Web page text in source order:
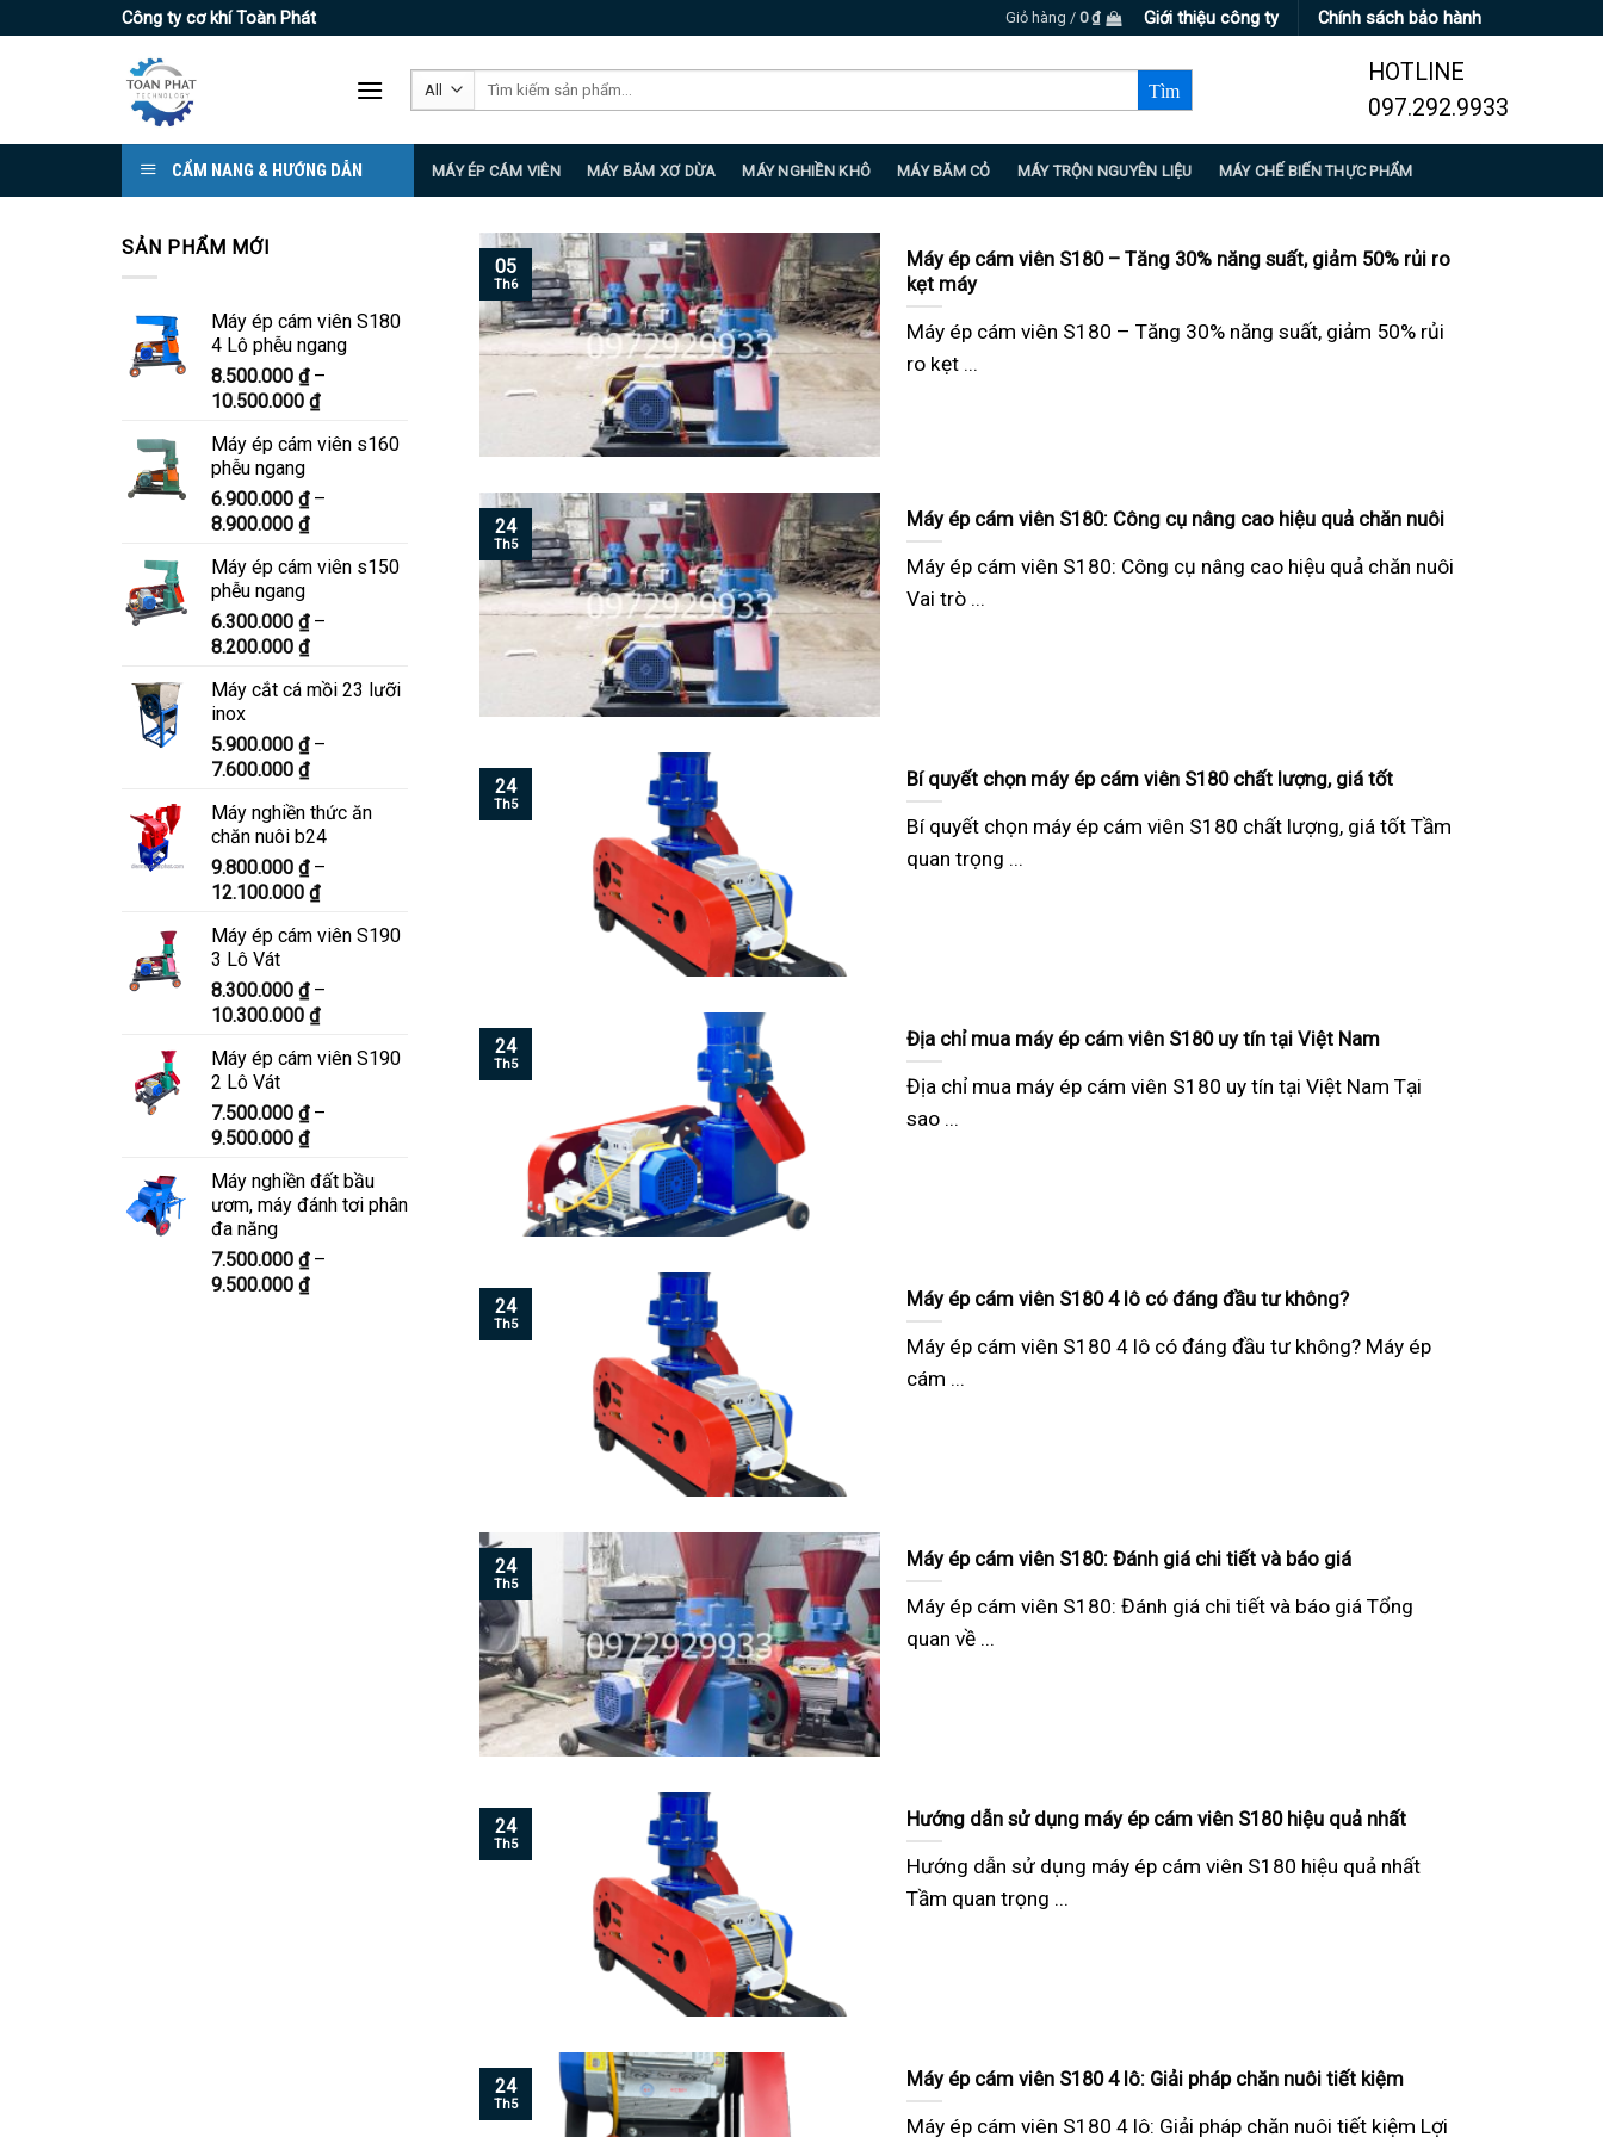
to
Công ty cơ khí Toàn Phát Giỏ hàng / 0₫ Giới thiệu công ty Chính sách bảo hành
Tìm
HOTLINE
097.292.9933
CẨM NANG & HƯỚNG DẪN MÁY ÉP CÁM VIÊN MÁY BĂM XƠ DỪA MÁY NGHIỀN KHÔ MÁY BĂM CỎ MÁY TRỘN NGUYÊN LIỆU MÁY CHẾ BIẾN THỰC PHẨM
SẢN PHẨM MỚI
Máy ép cám viên S180
4 Lô phễu ngang
8.500.000 ₫ –
10.500.000 ₫Khoảng
từ
đến
Máy ép cám viên s160
phễu ngang
6.900.000 ₫ –
8.900.000 ₫Khoảng
từ
đến
8.900.000 ₫
Máy ép cám viên s150
phễu ngang
6.300.000 ₫ –
8.200.000 ₫Khoảng
từ
đến
8.200.000 ₫
Máy cắt cá mồi 23 lưỡi
inox
5.900.000 ₫ –
7.600.000 ₫Khoảng
từ
5.900.000 ₫
đến
7.600.000 ₫
Máy nghiền thức ăn
chăn nuôi b24
9.800.000 ₫ –
12.100.000 ₫Khoảng
từ
đến
12.100.000 ₫
Máy ép cám viên S190
3 Lô Vát
8.300.000 ₫ –
10.300.000 ₫Khoảng
từ
đến
Máy ép cám viên S190
2 Lô Vát
7.500.000 ₫ –
9.500.000 ₫Khoảng
từ
7.500.000 ₫
9.500.000 ₫
Máy nghiền đất bầu
ươm, máy đánh tơi phân
đa năng
7.500.000 ₫ –
9.500.000 ₫Khoảng
Máy ép cám viên S180 – Tăng 30% năng suất, giảm 50% rủi ro
kẹt máy
Máy ép cám viên S180 – Tăng 30% năng suất, giảm 50% rủi
ro kẹt ...
05
Th6
Máy ép cám viên S180: Công cụ nâng cao hiệu quả chăn nuôi
Máy ép cám viên S180: Công cụ nâng cao hiệu quả chăn nuôi
Vai trò ...
24
Th5
Bí quyết chọn máy ép cám viên S180 chất lượng, giá tốt
Bí quyết chọn máy ép cám viên S180 chất lượng, giá tốt Tầm
quan trọng ...
24
Th5
Địa chỉ mua máy ép cám viên S180 uy tín tại Việt Nam
Địa chỉ mua máy ép cám viên S180 uy tín tại Việt Nam Tại
sao ...
24
Th5
Máy ép cám viên S180 4 lô có đáng đầu tư không?
Máy ép cám viên S180 4 lô có đáng đầu tư không? Máy ép
cám ...
24
Th5
Máy ép cám viên S180: Đánh giá chi tiết và báo giá
Máy ép cám viên S180: Đánh giá chi tiết và báo giá Tổng
quan về ...
24
Th5
Hướng dẫn sử dụng máy ép cám viên S180 hiệu quả nhất
Hướng dẫn sử dụng máy ép cám viên S180 hiệu quả nhất
Tầm quan trọng ...
24
Th5
Máy ép cám viên S180 4 lô: Giải pháp chăn nuôi tiết kiệm
Máy ép cám viên S180 4 lô: Giải pháp chăn nuôi tiết kiệm Lợi
24
Th5